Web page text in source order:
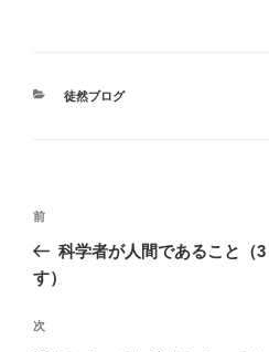
カ
徒然ブログ
投
ナ
ゲ
前
の
投
前
科学者が人間であること（
す）
次
次